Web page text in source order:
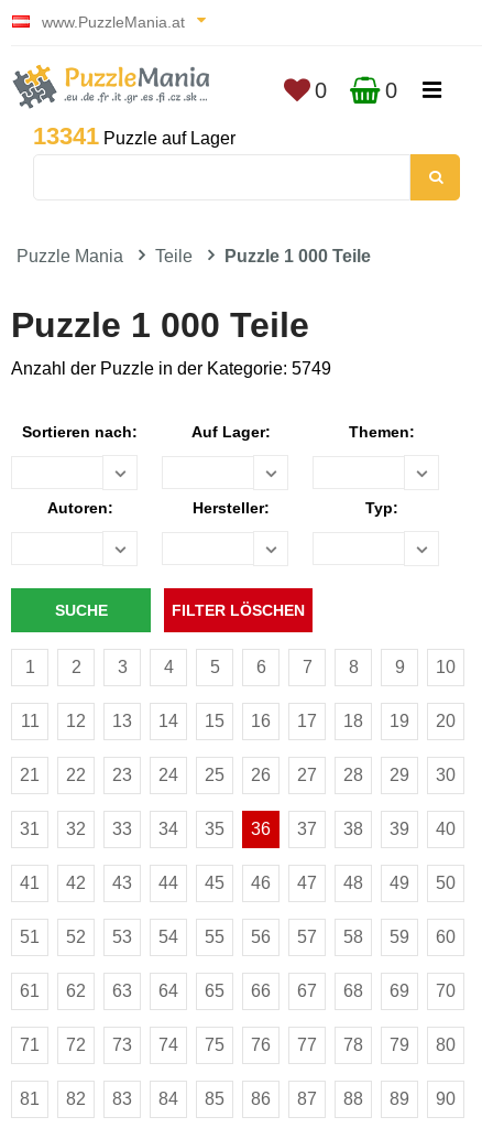
www.PuzzleMania.at
13341 Puzzle auf Lager
0 0
Puzzle Mania Teile Puzzle 1 000 Teile
Puzzle 1 000 Teile
Anzahl der Puzzle in der Kategorie: 5749
Sortieren nach: Auf Lager: Themen:
Autoren: Hersteller: Typ:
1 2 3 4 5 6 7 8 9 10
11 12 13 14 15 16 17 18 19 20
21 22 23 24 25 26 27 28 29 30
31 32 33 34 35 36 37 38 39 40
41 42 43 44 45 46 47 48 49 50
51 52 53 54 55 56 57 58 59 60
61 62 63 64 65 66 67 68 69 70
71 72 73 74 75 76 77 78 79 80
81 82 83 84 85 86 87 88 89 90